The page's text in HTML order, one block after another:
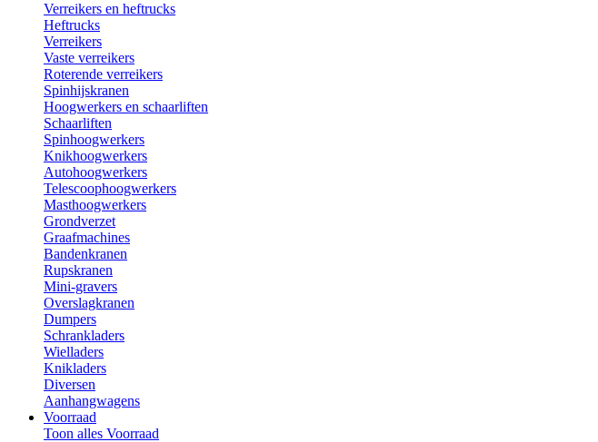
Verreikers en heftrucks
Heftrucks
Verreikers
Vaste verreikers
Roterende verreikers
Spinhijskranen
Hoogwerkers en schaarliften
Schaarliften
Spinhoogwerkers
Knikhoogwerkers
Autohoogwerkers
Telescoophoogwerkers
Masthoogwerkers
Grondverzet
Graafmachines
Bandenkranen
Rupskranen
Mini-gravers
Overslagkranen
Dumpers
Schrankladers
Wielladers
Knikladers
Diversen
Aanhangwagens
Voorraad
Toon alles Voorraad